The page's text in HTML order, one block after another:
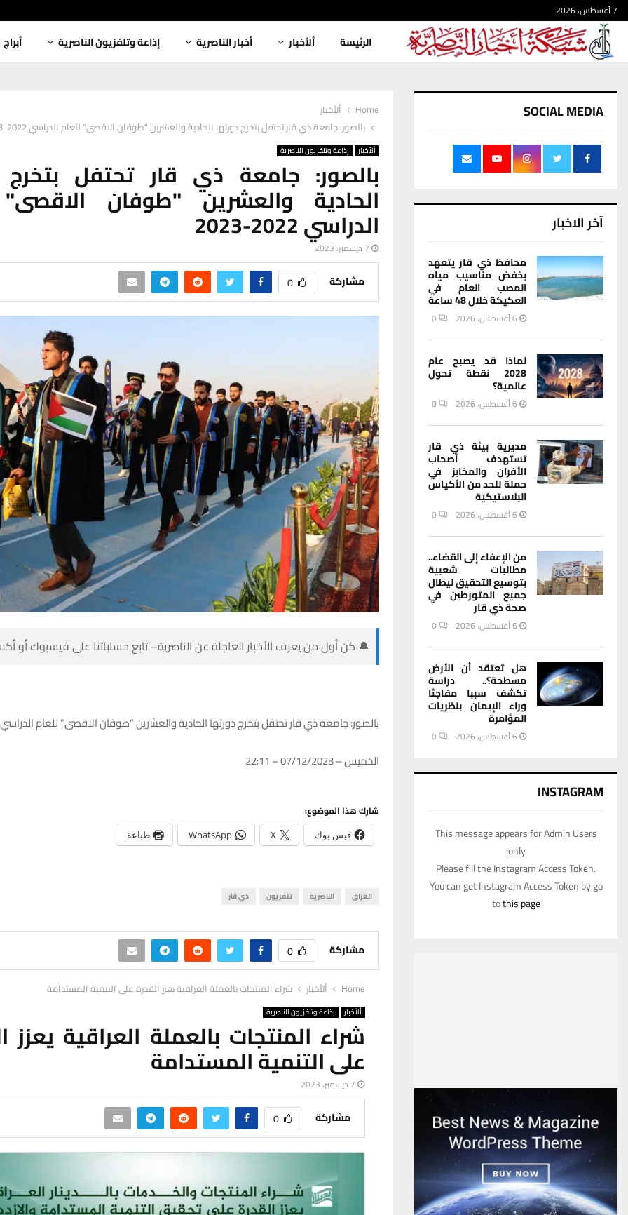
7 أغسطس، 2026
الرئيسة ألأخبار أخبار الناصرية إذاعة وتلفزيون الناصرية أبراج
Home
ألأخبار
بالصور: جامعة ذي قار تحتفل بتخرج دورتها الحادية والعشرين "طوفان الاقصى" للعام الدراسي 2022-2023
ألأخبار إذاعة وتلفزيون الناصرية
بالصور: جامعة ذي قار تحتفل بتخرج
الحادية والعشرين "طوفان
الدراسي 2022-2023
7 ديسمبر، 2023
مشاركة 0
🔔 كن أول من يعرف الأخبار العاجلة عن الناصرية– تابع حساباتنا على فيسبوك أو
بالصور: جامعة ذي قار تحتفل بتخرج دورتها الحادية والعشرين “طوفان الاقصى” للعام الدراسي 2022-
الخميس – 07/12/2023 – 22:11
شارك هذا الموضوع:
فيس بوك X
WhatsApp طباعة
العراق الناصرية تلفزيون ذي قار
مشاركة 0
Home ألأخبار شراء المنتجات بالعملة العراقية يعزز القدرة على التنمية المستدامة
ألأخبار إذاعة وتلفزيون الناصرية
شراء المنتجات بالعملة العراقية يعزز
على التنمية المستدامة
7 ديسمبر، 2023
مشاركة 0
SOCIAL MEDIA
آخر الاخبار
محافظ ذي قار يتعهد
بخفض مناسيب مياه
المصب العام في
العكيكة خلال 48 ساعة
6 أغسطس، 2026 0
لماذا قد يصبح عام
2028 نقطة تحول
عالمية؟
6 أغسطس، 2026 0
مديرية بيئة ذي قار
تستهدف أصحاب
الأفران والمخابز في
حملة للحد من الأكياس
البلاستيكية
6 أغسطس، 2026 0
من الإعفاء إلى القضاء..
مطالبات شعبية
بتوسيع التحقيق ليطال
جميع المتورطين في
صحة ذي قار
6 أغسطس، 2026 0
هل تعتقد أن الأرض
مسطحة؟.. دراسة
تكشف سببا مفاجئا
وراء الإيمان بنظريات
المؤامرة
6 أغسطس، 2026 0
INSTAGRAM
This message appears for Admin Users
only:
Please fill the Instagram Access Token.
You can get Instagram Access Token by go
tothis page